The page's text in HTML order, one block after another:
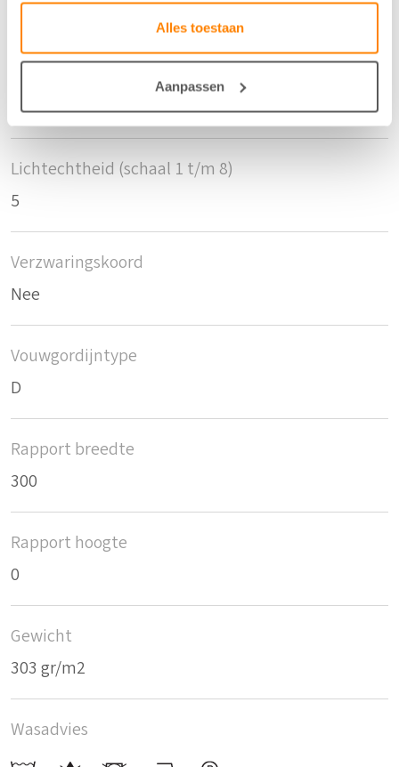
Alles toestaan
Aanpassen
Krimptolerantie breedte
Lichtechtheid (schaal 1 t/m 8)
5
Verzwaringskoord
Nee
Vouwgordijntype
D
Rapport breedte
300
Rapport hoogte
0
Gewicht
303 gr/m2
Wasadvies